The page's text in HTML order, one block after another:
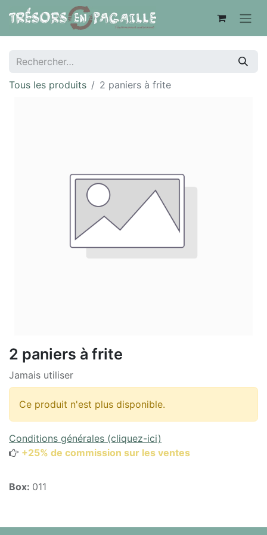
Tous les produits 2 paniers à frite
2 paniers à frite
Jamais utiliser
Ce produit n'est plus disponible.
Conditions générales (cliquez-ici)
+25% de commission sur les ventes
Box: 011